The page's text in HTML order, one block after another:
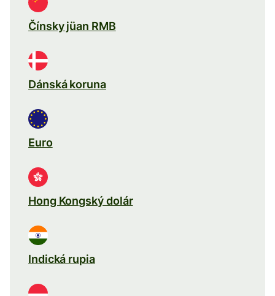
Čínsky jüan RMB
Dánská koruna
Euro
Hong Kongský dolár
Indická rupia